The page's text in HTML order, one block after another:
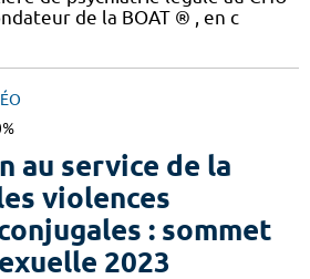
de la BOAT ® , en c
au service de la
violences
: sommet
2023